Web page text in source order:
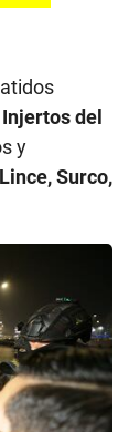
Injertos del
y
Surco,